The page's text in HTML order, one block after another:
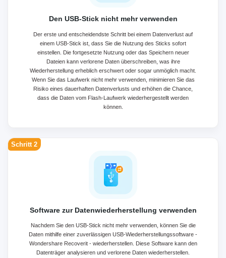
Den USB-Stick nicht mehr verwenden
Der erste und entscheidendste Schritt bei einem Datenverlust auf
einem USB-Stick ist, dass Sie die Nutzung des Sticks sofort
einstellen. Die fortgesetzte Nutzung oder das Speichern neuer
Dateien kann verlorene Daten überschreiben, was ihre
Wiederherstellung erheblich erschwert oder sogar unmöglich macht.
Wenn Sie das Laufwerk nicht mehr verwenden, minimieren Sie das
Risiko eines dauerhaften Datenverlusts und erhöhen die Chance,
dass die Daten vom Flash-Laufwerk wiederhergestellt werden
können.
Software zur Datenwiederherstellung verwenden
Nachdem Sie den USB-Stick nicht mehr verwenden, können Sie die
Daten mithilfe einer zuverlässigen USB-Wiederherstellungssoftware -
Wondershare Recoverit - wiederherstellen. Diese Software kann den
Datenträger analysieren und verlorene Daten wiederherstellen.
Schritt 2